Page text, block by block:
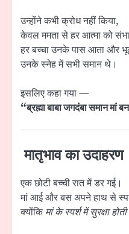
उन्होंने कभी क्रोध नहीं किया,
केवल ममता से हर आत्मा को
हर बच्चा उनके पास आता और
उनके स्नेह में सभी समान थे।
इसलिए कहा गया —
“ब्रह्मा बाबा जगदंबा समान मां
मातृभाव का उदाहरण
एक छोटी बच्ची रात में डर गई।
मां आई और बस अपने हाथ से
क्योंकि मां के स्पर्श में सुरक्षा